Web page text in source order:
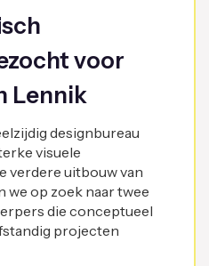
voor
Lennik
designbureau
visuele
verdere uitbouw van
we op zoek naar twee
die conceptueel
projecten